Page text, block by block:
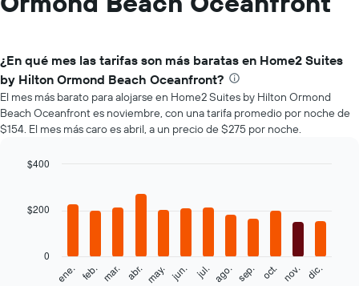
¿En qué mes las tarifas son más baratas en Home2 Suites
by Hilton Ormond Beach Oceanfront?
El mes más barato para alojarse en Home2 Suites by Hilton Ormond
Beach Oceanfront es noviembre, con una tarifa promedio por noche de
$154. El mes más caro es abril, a un precio de $275 por noche.
with
siguiente
ene. feb. mar. abr. may. jun. jul. ago. sep. oct. nov. dic.
0
$200
$400